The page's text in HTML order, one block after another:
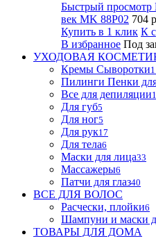
Быстрый просмотр
век MK 88P02 704
Купить в 1 клик К
В избранное Под
УХОДОВАЯ
Кремы Сыворотки
Пилинги Пенки
Все для депиляции
Для губ5
Для ног5
Для рук17
Для тела6
Маски для лица33
Массажеры6
Патчи для глаз40
ВСЕ ДЛЯ ВОЛОС
Расчески, плойки6
Шампуни и маски
ТОВАРЫ ДЛЯ ДОМА